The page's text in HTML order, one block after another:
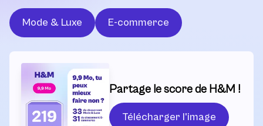
Mode & Luxe E-commerce
Partage le score de H&M !
Télécharger l'image